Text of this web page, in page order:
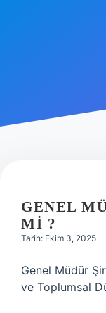
Hakkımızda
GENEL
MI ?
Tarih: Ekim 3, 2025
Genel Müdür
ve Toplumsal